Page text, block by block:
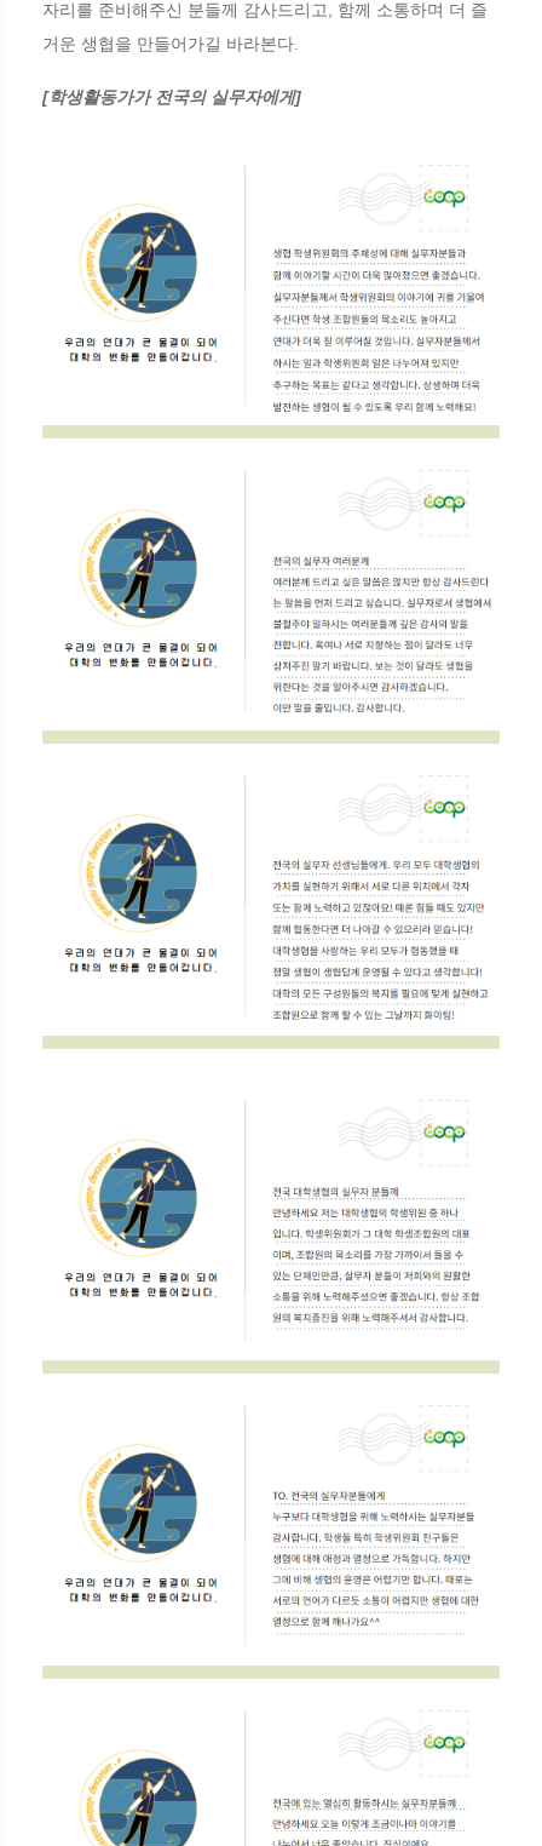
자리를 준비해주신 분들께 감사드리고, 함께 소통하며 더 즐
거운 생협을 만들어가길 바라본다.
[학생활동가가 전국의 실무자에게]